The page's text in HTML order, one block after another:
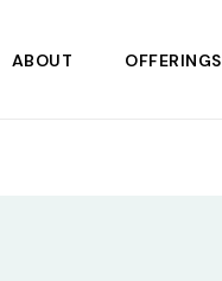
ABOUT OFFERINGS